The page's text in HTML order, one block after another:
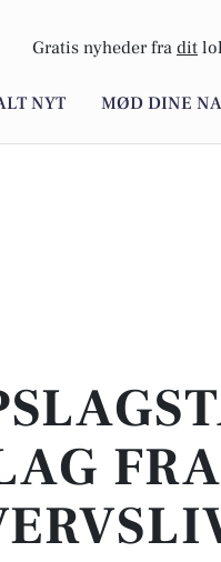
Gratis nyheder fra dit
NYT MØD DINE